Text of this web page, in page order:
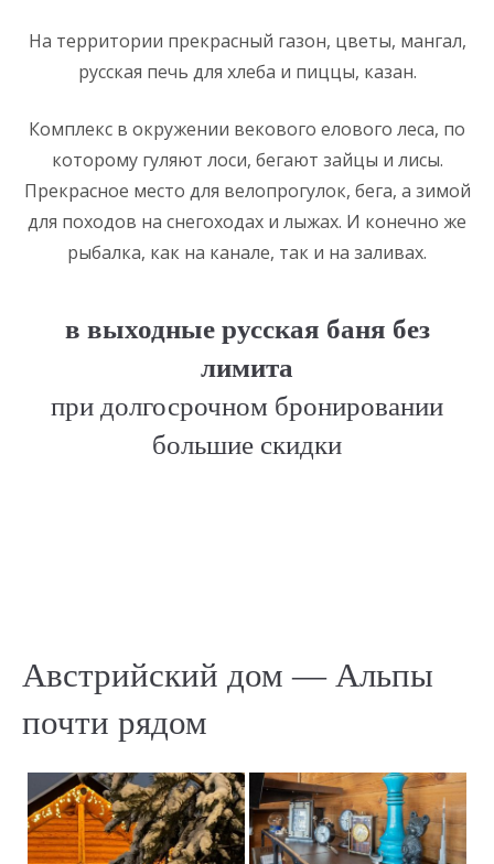
На территории прекрасный газон, цветы, мангал,
русская печь для хлеба и пиццы, казан.
Комплекс в окружении векового елового леса, по
которому гуляют лоси, бегают зайцы и лисы.
Прекрасное место для велопрогулок, бега, а зимой
для походов на снегоходах и лыжах. И конечно же
рыбалка, как на канале, так и на заливах.
в выходные русская баня без
лимита
при долгосрочном бронировании
большие скидки
Австрийский дом — Альпы
почти рядом